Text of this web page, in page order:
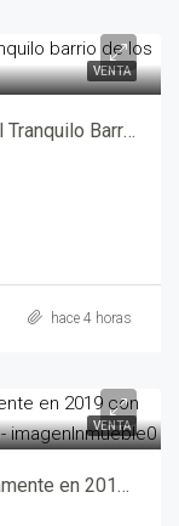
VENTA
Amplio y Luminoso Piso Familiar en el Tranquilo Barrio de Los Ángeles, Alicante – abf05375
hace 4 horas
VENTA
Exclusivo Chalet Reformado completamente en 2019 con Amplia Parcela y Comodidades Modernas – abf05320